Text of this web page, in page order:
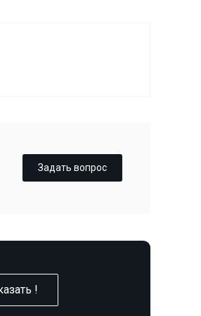
Задать вопрос
!